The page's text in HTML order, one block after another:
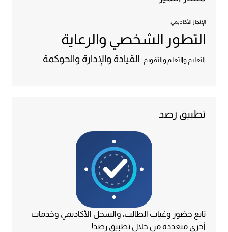
الإنجاز الأكاديمي
التطور الشخصي والرعاية
التعليم والتعلم والتقويم القيادة والإدارة والحوكمة
تطبيق رصد
تابع حضور وغياب الطالب، والسجل الأكاديمي وخدمات
أخرى متعددة من خلال تطبيق رصد!